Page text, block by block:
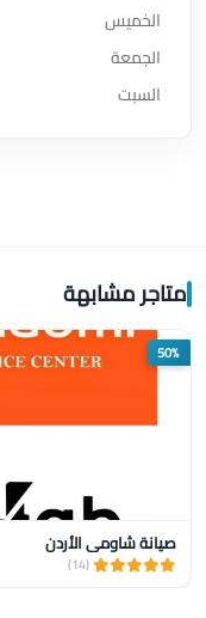
الخميس
الجمعة
السبت
متاجر مشابهة
50%
صيانة شاومي الأردن
(14)